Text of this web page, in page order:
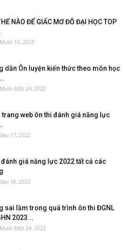
NÀO ĐỂ GIẤC MƠ ĐỖ ĐẠI HỌC TOP
13, 2023
dẫn Ôn luyện kiến thức theo môn học
Một 24, 2022
trang web ôn thi đánh giá năng lực
17, 2022
giá năng lực 2022 tất cả các
18, 2022
sai lầm trong quá trình ôn thi ĐGNL
2023...
Một 24, 2022